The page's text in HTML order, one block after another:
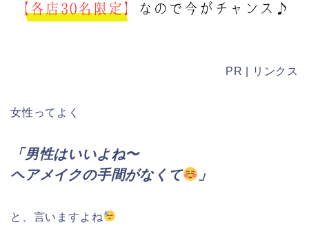
PR | リンクス
女性ってよく
「男性はいいよね〜
ヘアメイクの手間がなくて
」
と、言いますよね